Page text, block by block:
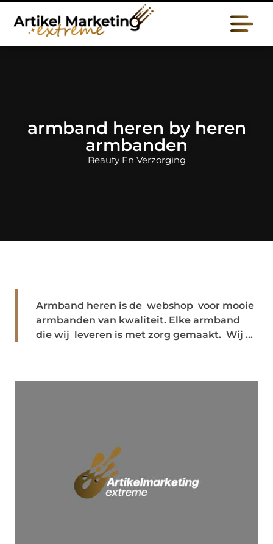
armband heren by heren
armbanden
Beauty En Verzorging
Armband heren is de webshop voor mooie
armbanden van kwaliteit. Elke armband
die wij leveren is met zorg gemaakt. Wij ...